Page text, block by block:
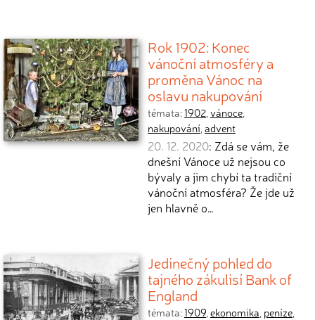
Rok 1902: Konec
vánoční atmosféry a
proměna Vánoc na
oslavu nakupování
témata:1902,vánoce,
nakupování,advent
20. 12. 2020: Zdá se vám, že
dnešní Vánoce už nejsou co
bývaly a jim chybí ta tradiční
vánoční atmosféra? Že jde už
jen hlavně o…
Jedinečný pohled do
tajného zákulisí Bank of
England
témata:1909,ekonomika, peníze,